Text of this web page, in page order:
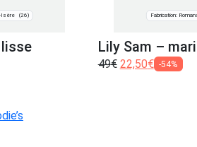
Isère (26) Fabrication:
Lily Sam –
49€ 22,50€ -54%